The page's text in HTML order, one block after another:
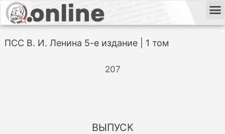
ПСС В. И. Ленина 5-е издание | 1 том
207
ВЫПУСК